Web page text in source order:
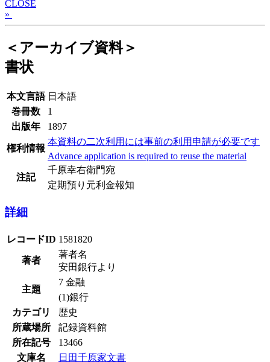
CLOSE
»
＜アーカイブ資料＞
書状
本文言語 日本語
巻冊数
1
出版年
1897
権利情報
本資料の二次利用には事前の利用申請が必要です
Advance application is required to reuse the material
注記
千原幸右衛門宛
定期預り元利金報知
詳細
レコードID 1581820
著者
著者名
安田銀行より
主題
7 金融
(1)銀行
カテゴリ
歴史
所蔵場所
記録資料館
所在記号
13466
文庫名
日田千原家文書